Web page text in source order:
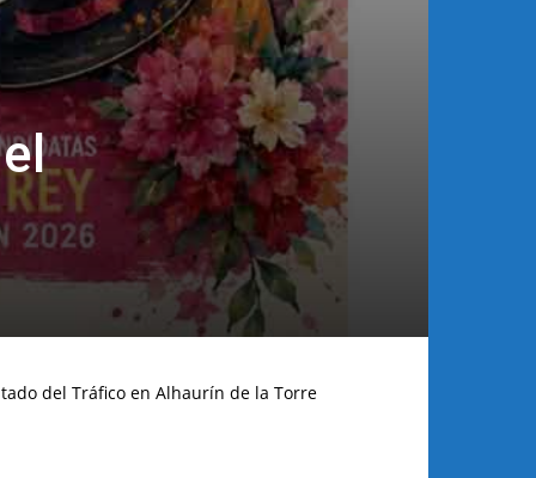
del Tráfico en Alhaurín de la Torre